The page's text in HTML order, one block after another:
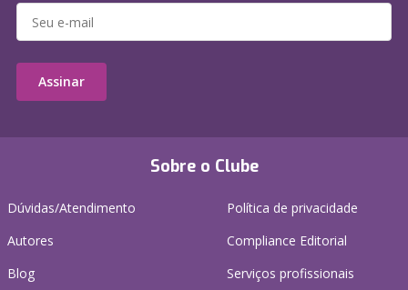
Sobre o Clube
Dúvidas/Atendimento
Autores
Blog
Política de privacidade
Compliance Editorial
Serviços profissionais
Assinar